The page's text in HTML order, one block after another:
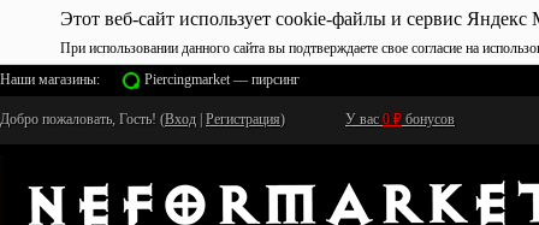
Этот веб-сайт использует cookie-файлы и сервис Яндекс
При использовании данного сайта вы подтверждаете свое согласие на
Наши магазины:
Piercingmarket — пирсинг
Добро пожаловать, Гость! (Вход Регистрация) У вас 0 ₽ бонусов